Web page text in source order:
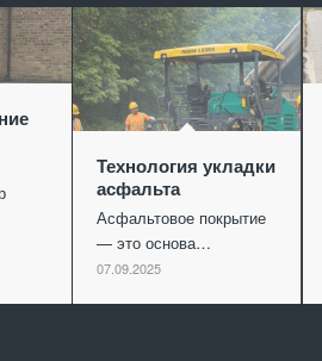
Технология укладки
асфальта
Асфальтовое покрытие
— это основа…
07.09.2025